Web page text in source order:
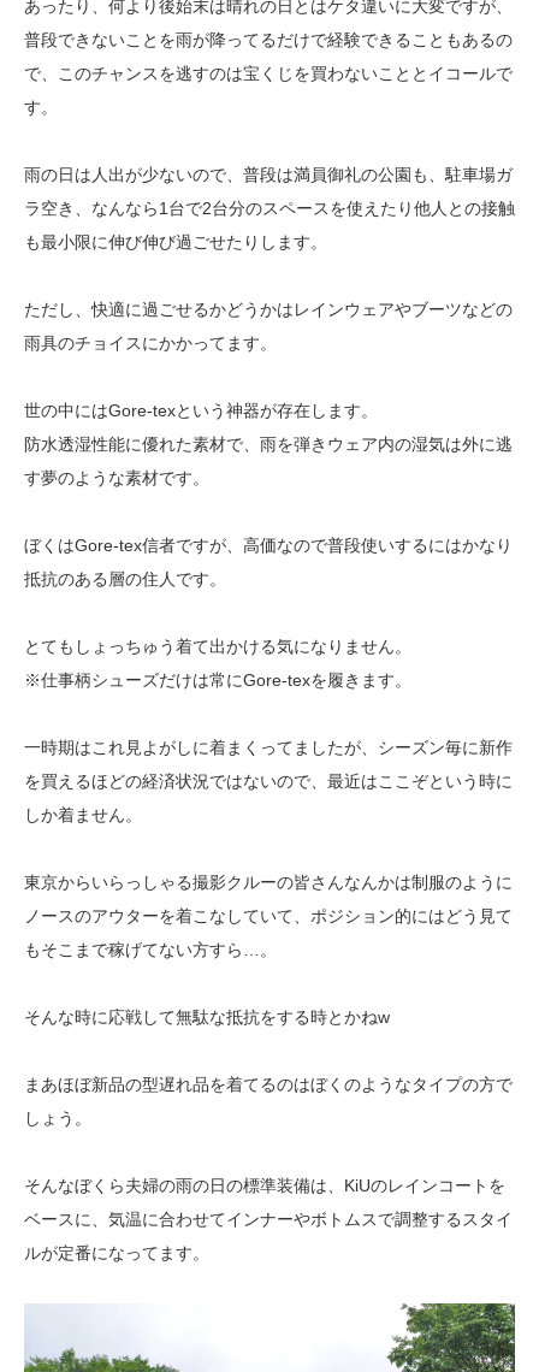
あったり、何より後始末は晴れの日とはケタ違いに大変ですが、
普段できないことを雨が降ってるだけで経験できることもあるの
で、このチャンスを逃すのは宝くじを買わないこととイコールで
す。
雨の日は人出が少ないので、普段は満員御礼の公園も、駐車場ガ
ラ空き、なんなら1台で2台分のスペースを使えたり他人との接触
も最小限に伸び伸び過ごせたりします。
ただし、快適に過ごせるかどうかはレインウェアやブーツなどの
雨具のチョイスにかかってます。
世の中にはGore-texという神器が存在します。
防水透湿性能に優れた素材で、雨を弾きウェア内の湿気は外に逃
す夢のような素材です。
ぼくはGore-tex信者ですが、高価なので普段使いするにはかなり
抵抗のある層の住人です。
とてもしょっちゅう着て出かける気になりません。
※仕事柄シューズだけは常にGore-texを履きます。
一時期はこれ見よがしに着まくってましたが、シーズン毎に新作
を買えるほどの経済状況ではないので、最近はここぞという時に
しか着ません。
東京からいらっしゃる撮影クルーの皆さんなんかは制服のように
ノースのアウターを着こなしていて、ポジション的にはどう見て
もそこまで稼げてない方すら…。
そんな時に応戦して無駄な抵抗をする時とかねw
まあほぼ新品の型遅れ品を着てるのはぼくのようなタイプの方で
しょう。
そんなぼくら夫婦の雨の日の標準装備は、KiUのレインコートを
ベースに、気温に合わせてインナーやボトムスで調整するスタイ
ルが定番になってます。